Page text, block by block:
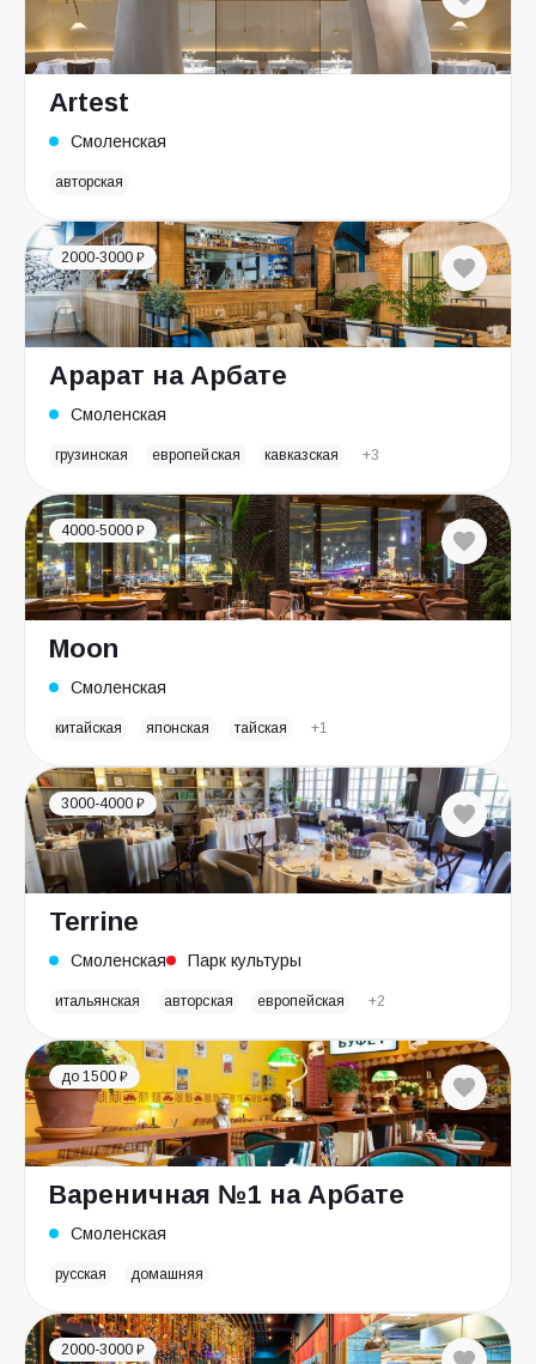
Artest
Смоленская
авторская
2000-3000 ₽
Арарат на Арбате
Смоленская
грузинская европейская кавказская +3
4000-5000 ₽
Moon
Смоленская
китайская японская тайская +1
3000-4000 ₽
Terrine
Смоленская Парк культуры
итальянская авторская европейская +2
до 1500 ₽
Вареничная №1 на Арбате
Смоленская
русская домашняя
2000-3000 ₽